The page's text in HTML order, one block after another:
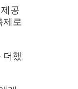
공
제로
더했